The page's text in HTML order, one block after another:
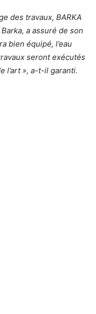
des travaux, BARKA
a assuré de son
bien équipé, l’eau
seront exécutés
l’art », a-t-il garanti.